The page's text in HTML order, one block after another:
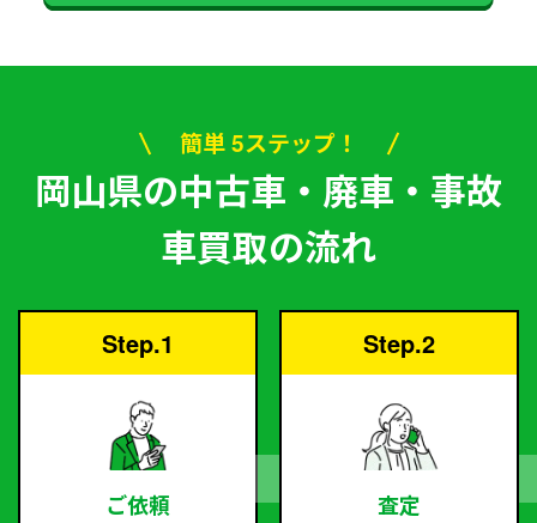
簡単 5ステップ！
岡山県の中古車・廃車・事故
車買取の流れ
Step.1
ご依頼
Step.2
査定